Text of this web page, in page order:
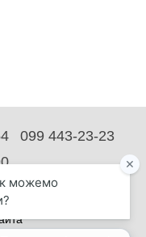
099 443-23-23